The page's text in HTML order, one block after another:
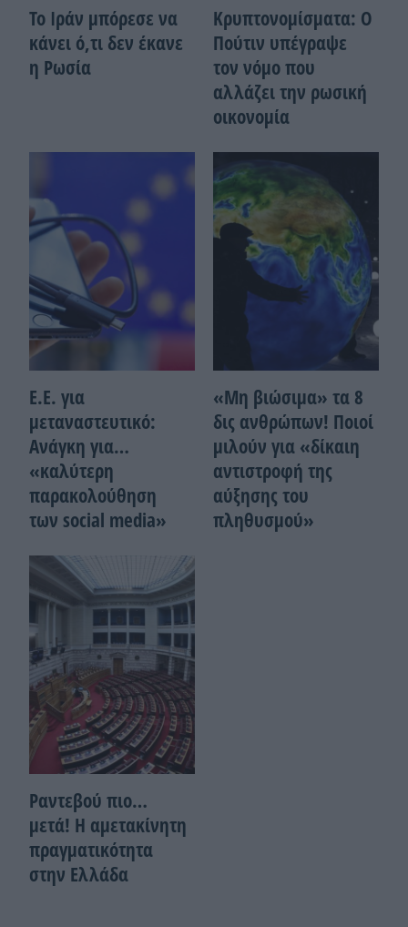
Το Ιράν μπόρεσε να
κάνει ό,τι δεν έκανε
η Ρωσία
Κρυπτονομίσματα: Ο
Πούτιν υπέγραψε
τον νόμο που
αλλάζει την ρωσική
οικονομία
Ε.Ε. για
μεταναστευτικό:
Ανάγκη για…
«καλύτερη
παρακολούθηση
των social media»
«Μη βιώσιμα» τα 8
δις ανθρώπων! Ποιοί
μιλούν για «δίκαιη
αντιστροφή της
αύξησης του
πληθυσμού»
Ραντεβού πιο…
μετά! Η αμετακίνητη
πραγματικότητα
στην Ελλάδα